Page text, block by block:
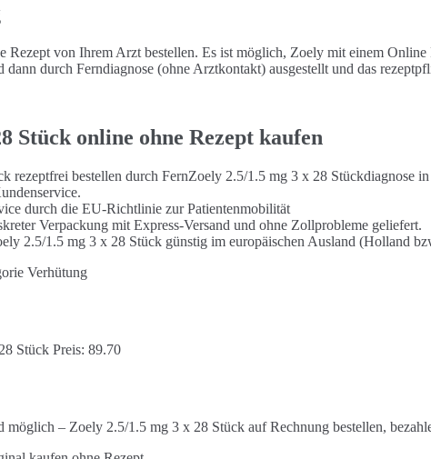
Rezept von Ihrem Arzt bestellen. Es ist möglich, Zoely mit einem
durch Ferndiagnose (ohne Arztkontakt) ausgestellt und das
Stück online ohne Rezept kaufen
rezeptfrei bestellen durch FernZoely 2.5/1.5 mg 3 x 28 Stückdiagnose
durch die EU-Richtlinie zur Patientenmobilität
Verpackung mit Express-Versand und ohne Zollprobleme geliefert.
2.5/1.5 mg 3 x 28 Stück günstig im europäischen Ausland (Holland
Verhütung
Stück Preis: 89.70
möglich – Zoely 2.5/1.5 mg 3 x 28 Stück auf Rechnung bestellen,